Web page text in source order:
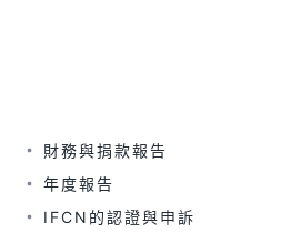
財務與捐款報告
年度報告
IFCN的認證與申訴